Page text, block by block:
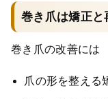
巻き爪は矯正
巻き爪の改善には
爪の形を整える